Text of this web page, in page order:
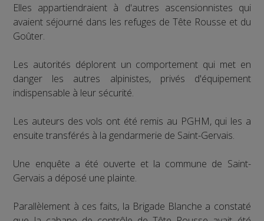
Elles appartiendraient à d'autres ascensionnistes qui
avaient séjourné dans les refuges de Tête Rousse et du
Goûter.
Les autorités déplorent un comportement qui met en
danger les autres alpinistes, privés d'équipement
indispensable à leur sécurité.
Les auteurs des vols ont été remis au PGHM, qui les a
ensuite transférés à la gendarmerie de Saint-Gervais.
Une enquête a été ouverte et la commune de Saint-
Gervais a déposé une plainte.
Parallèlement à ces faits, la Brigade Blanche a constaté